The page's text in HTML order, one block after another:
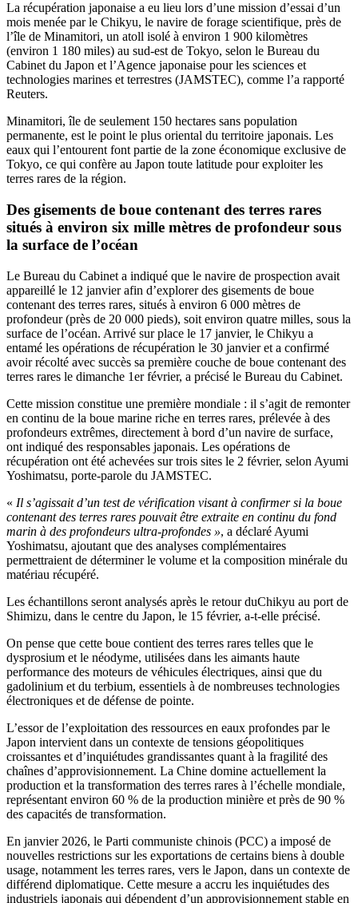
La récupération japonaise a eu lieu lors d’une mission d’essai d’un
mois menée par le Chikyu, le navire de forage scientifique, près de
l’île de Minamitori, un atoll isolé à environ 1 900 kilomètres
(environ 1 180 miles) au sud-est de Tokyo, selon le Bureau du
Cabinet du Japon et l’Agence japonaise pour les sciences et
technologies marines et terrestres (JAMSTEC), comme l’a rapporté
Reuters.
Minamitori, île de seulement 150 hectares sans population
permanente, est le point le plus oriental du territoire japonais. Les
eaux qui l’entourent font partie de la zone économique exclusive de
Tokyo, ce qui confère au Japon toute latitude pour exploiter les
terres rares de la région.
Des gisements de boue contenant des terres rares
situés à environ six mille mètres de profondeur sous
la surface de l’océan
Le Bureau du Cabinet a indiqué que le navire de prospection avait
appareillé le 12 janvier afin d’explorer des gisements de boue
contenant des terres rares, situés à environ 6 000 mètres de
profondeur (près de 20 000 pieds), soit environ quatre milles, sous la
surface de l’océan. Arrivé sur place le 17 janvier, le Chikyu a
entamé les opérations de récupération le 30 janvier et a confirmé
avoir récolté avec succès sa première couche de boue contenant des
terres rares le dimanche 1er février, a précisé le Bureau du Cabinet.
Cette mission constitue une première mondiale : il s’agit de remonter
en continu de la boue marine riche en terres rares, prélevée à des
profondeurs extrêmes, directement à bord d’un navire de surface,
ont indiqué des responsables japonais. Les opérations de
récupération ont été achevées sur trois sites le 2 février, selon Ayumi
Yoshimatsu, porte-parole du JAMSTEC.
« Il s’agissait d’un test de vérification visant à confirmer si la boue
contenant des terres rares pouvait être extraite en continu du fond
marin à des profondeurs ultra-profondes », a déclaré Ayumi
Yoshimatsu, ajoutant que des analyses complémentaires
permettraient de déterminer le volume et la composition minérale du
matériau récupéré.
Les échantillons seront analysés après le retour duChikyu au port de
Shimizu, dans le centre du Japon, le 15 février, a-t-elle précisé.
On pense que cette boue contient des terres rares telles que le
dysprosium et le néodyme, utilisées dans les aimants haute
performance des moteurs de véhicules électriques, ainsi que du
gadolinium et du terbium, essentiels à de nombreuses technologies
électroniques et de défense de pointe.
L’essor de l’exploitation des ressources en eaux profondes par le
Japon intervient dans un contexte de tensions géopolitiques
croissantes et d’inquiétudes grandissantes quant à la fragilité des
chaînes d’approvisionnement. La Chine domine actuellement la
production et la transformation des terres rares à l’échelle mondiale,
représentant environ 60 % de la production minière et près de 90 %
des capacités de transformation.
En janvier 2026, le Parti communiste chinois (PCC) a imposé de
nouvelles restrictions sur les exportations de certains biens à double
usage, notamment les terres rares, vers le Japon, dans un contexte de
différend diplomatique. Cette mesure a accru les inquiétudes des
industriels japonais qui dépendent d’un approvisionnement stable en